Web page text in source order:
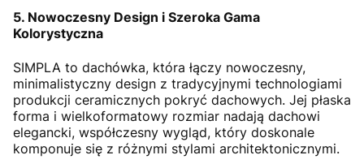
5. Nowoczesny Design i Szeroka Gama
Kolorystyczna
SIMPLA to dachówka, która łączy nowoczesny,
minimalistyczny design z tradycyjnymi technologiami
produkcji ceramicznych pokryć dachowych. Jej płaska
forma i wielkoformatowy rozmiar nadają dachowi
elegancki, współczesny wygląd, który doskonale
komponuje się z różnymi stylami architektonicznymi.